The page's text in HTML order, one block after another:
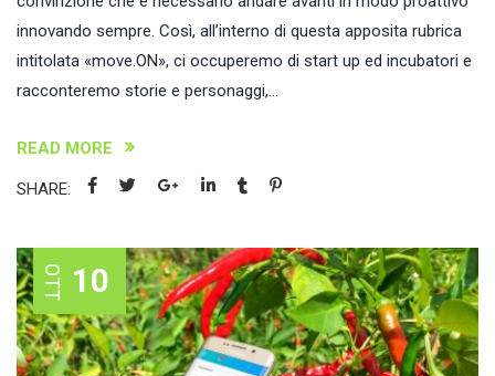
innovando sempre. Così, all’interno di questa apposita rubrica
intitolata «move.ON», ci occuperemo di start up ed incubatori e
racconteremo storie e personaggi,...
READ MORE
SHARE:
10
OTT